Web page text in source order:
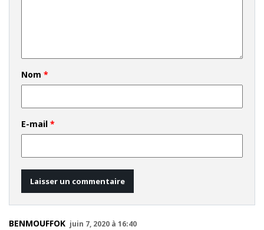
Nom *
E-mail *
BENMOUFFOK juin 7, 2020 à 16:40